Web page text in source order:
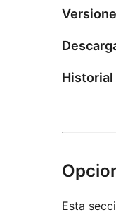
Historial
Esta